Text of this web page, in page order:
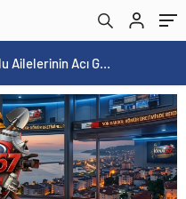
Toksöz ve Rakanoğlu Ailelerinin Acı Günü